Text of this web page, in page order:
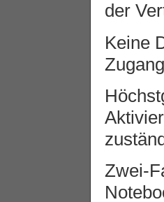
der
Keine
Zwei-